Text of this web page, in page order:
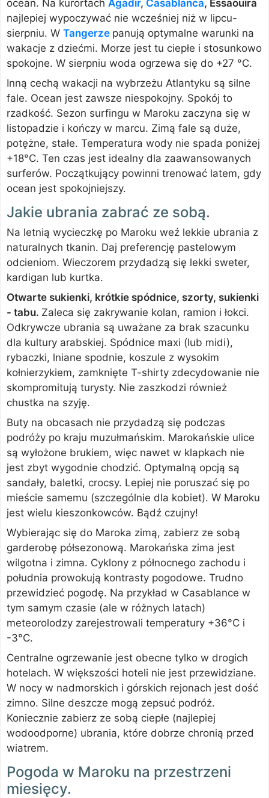
ocean. Na kurortach Agadir, Casablanca, Essaouira
najlepiej wypoczywać nie wcześniej niż w lipcu-
sierpniu. W Tangerze panują optymalne warunki na
wakacje z dziećmi. Morze jest tu ciepłe i stosunkowo
spokojne. W sierpniu woda ogrzewa się do +27 °C.
Inną cechą wakacji na wybrzeżu Atlantyku są silne
fale. Ocean jest zawsze niespokojny. Spokój to
rzadkość. Sezon surfingu w Maroku zaczyna się w
listopadzie i kończy w marcu. Zimą fale są duże,
potężne, stałe. Temperatura wody nie spada poniżej
+18°C. Ten czas jest idealny dla zaawansowanych
surferów. Początkujący powinni trenować latem, gdy
ocean jest spokojniejszy.
Jakie ubrania zabrać ze sobą.
Na letnią wycieczkę po Maroku weź lekkie ubrania z
naturalnych tkanin. Daj preferencję pastelowym
odcieniom. Wieczorem przydadzą się lekki sweter,
kardigan lub kurtka.
Otwarte sukienki, krótkie spódnice, szorty, sukienki
- tabu. Zaleca się zakrywanie kolan, ramion i łokci.
Odkrywcze ubrania są uważane za brak szacunku
dla kultury arabskiej. Spódnice maxi (lub midi),
rybaczki, lniane spodnie, koszule z wysokim
kołnierzykiem, zamknięte T-shirty zdecydowanie nie
skompromitują turysty. Nie zaszkodzi również
chustka na szyję.
Buty na obcasach nie przydadzą się podczas
podróży po kraju muzułmańskim. Marokańskie ulice
są wyłożone brukiem, więc nawet w klapkach nie
jest zbyt wygodnie chodzić. Optymalną opcją są
sandały, baletki, crocsy. Lepiej nie poruszać się po
mieście samemu (szczególnie dla kobiet). W Maroku
jest wielu kieszonkowców. Bądź czujny!
Wybierając się do Maroka zimą, zabierz ze sobą
garderobę półsezonową. Marokańska zima jest
wilgotna i zimna. Cyklony z północnego zachodu i
południa prowokują kontrasty pogodowe. Trudno
przewidzieć pogodę. Na przykład w Casablance w
tym samym czasie (ale w różnych latach)
meteorolodzy zarejestrowali temperatury +36°C i
-3°C.
Centralne ogrzewanie jest obecne tylko w drogich
hotelach. W większości hoteli nie jest przewidziane.
W nocy w nadmorskich i górskich rejonach jest dość
zimno. Silne deszcze mogą zepsuć podróż.
Koniecznie zabierz ze sobą ciepłe (najlepiej
wodoodporne) ubrania, które dobrze chronią przed
wiatrem.
Pogoda w Maroku na przestrzeni
miesięcy.